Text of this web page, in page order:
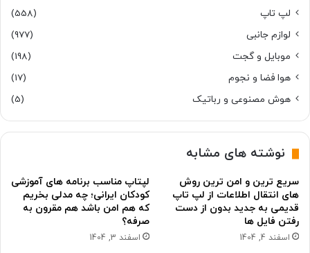
لپ تاپ
(558)
لوازم جانبی
(977)
موبایل و گجت
(198)
هوا فضا و نجوم
(17)
هوش مصنوعی و رباتیک
(5)
نوشته های مشابه
سریع ترین و امن ترین روش
های انتقال اطلاعات از لپ تاپ
قدیمی به جدید بدون از دست
رفتن فایل ها
اسفند 4, 1404
لپتاپ مناسب برنامه های آموزشی
کودکان ایرانی؛ چه مدلی بخریم
که هم امن باشد هم مقرون به
صرفه؟
اسفند 3, 1404